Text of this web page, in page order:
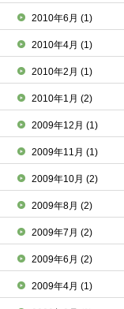
2010年6月(1)
2010年4月(1)
2010年2月(1)
2010年1月(2)
2009年12月(1)
2009年11月(1)
2009年10月(2)
2009年8月(2)
2009年7月(2)
2009年6月(2)
2009年4月(1)